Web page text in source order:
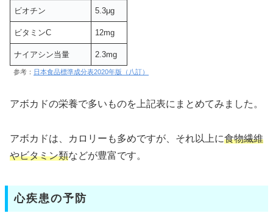
ビオチン 5.3μg
ビタミンC 12mg
ナイアシン当量 2.3mg
参考： 日本食品標準成分表2020年版（八訂）
アボカドの栄養で多いものを上記表にまとめてみました。
アボカドは、カロリーも多めですが、それ以上に食物繊維
やビタミン類などが豊富です。
心疾患の予防